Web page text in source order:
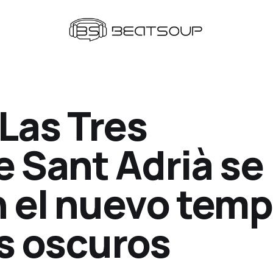
Tres
Sant Adrià se
nuevo
oscuros